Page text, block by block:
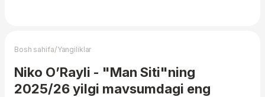
Bosh sahifa/Yangiliklar
Niko O’Rayli - "Man Siti"ning
2025/26 yilgi mavsumdagi eng